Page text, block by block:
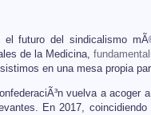
el futuro del sindicalismo
de la Medicina,
en una mesa propia
vuelva a
En 2017,